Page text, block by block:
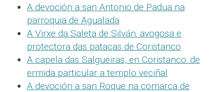
A devoción a san Antonio de Padua na
parroquia de Agualada
A Virxe da Saleta de Silván: avogosa e
protectora das patacas de Coristanco
A capela das Salgueiras, en Coristanco: de
ermida particular a templo veciñal
A devoción a san Roque na comarca de